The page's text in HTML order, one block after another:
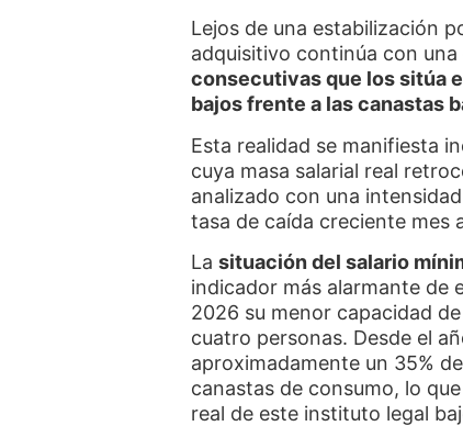
Lejos de una estabilización
adquisitivo continúa con una
consecutivas que los sitúa
bajos frente a las canastas
Esta realidad se manifiesta
cuya masa salarial real
analizado con una
tasa de caída creciente mes
Lasituación del salario
indicador más alarmante de
2026 su menor capacidad
cuatro personas. Desde el
aproximadamente un 35%
canastas de consumo, lo
real de este instituto legal